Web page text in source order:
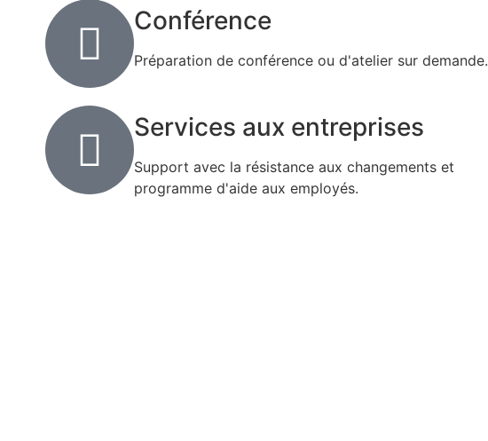
Conférence
Préparation de conférence ou d'atelier sur demande.
Services aux entreprises
Support avec la résistance aux changements et
programme d'aide aux employés.